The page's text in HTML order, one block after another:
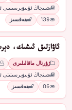
شىنجاڭ
139
ھەقسىز
ئاۋازلىق ئىشىك،
ژۇرنال ماقالىلىرى
شىنجاڭ
86
ھەقسىز